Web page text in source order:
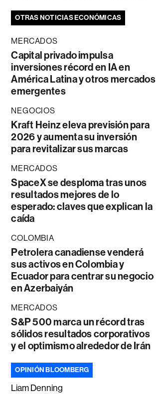
OTRAS NOTICIAS ECONÓMICAS
MERCADOS
Capital privado impulsa
inversiones récord en IA en
América Latina y otros mercados
emergentes
NEGOCIOS
Kraft Heinz eleva previsión para
2026 y aumenta su inversión
para revitalizar sus marcas
MERCADOS
SpaceX se desploma tras unos
resultados mejores de lo
esperado: claves que explican la
caída
COLOMBIA
Petrolera canadiense venderá
sus activos en Colombia y
Ecuador para centrar su negocio
en Azerbaiyán
MERCADOS
S&P 500 marca un récord tras
sólidos resultados corporativos
y el optimismo alrededor de Irán
OPINIÓN BLOOMBERG
Liam Denning